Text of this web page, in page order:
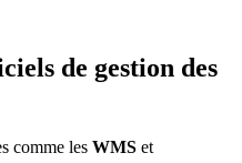
de gestion des
comme les WMS et